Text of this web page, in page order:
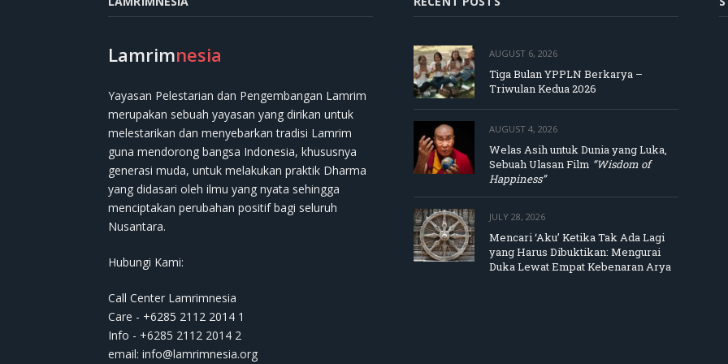
Lamrimnesia
Yayasan Pelestarian dan Pengembangan Lamrim
merupakan sebuah yayasan yang dirikan untuk
melestarikan dan menyebarkan tradisi Lamrim
guna mendorong bangsa Indonesia, khususnya
generasi muda, untuk melakukan praktik Dharma
yang didasari oleh ilmu yang nyata sehingga
menciptakan perubahan positif bagi seluruh
Nusantara.
Hubungi Kami:
Call Center Lamrimnesia
Care - +6285 2112 2014 1
Info - +6285 2112 2014 2
email: info@lamrimnesia.org
AUGUST 6, 2026
Tiga Bulan YPPLN Berkarya –
Triwulan Kedua 2026
AUGUST 4, 2026
Welas Asih untuk Dunia yang Luka,
Sebuah Ulasan Film “Wisdom of
Happiness”
JULY 28, 2026
Mencari ‘Aku’ Ketika Tak Ada Lagi
yang Harus Dibuktikan: Mengurai
Duka Lewat Empat Kebenaran Arya